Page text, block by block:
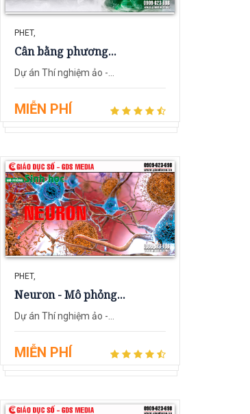
PHET,
Cân bằng phương...
Dự án Thí nghiệm ảo -...
MIỄN PHÍ
PHET,
Neuron - Mô phỏng...
Dự án Thí nghiệm ảo -...
MIỄN PHÍ